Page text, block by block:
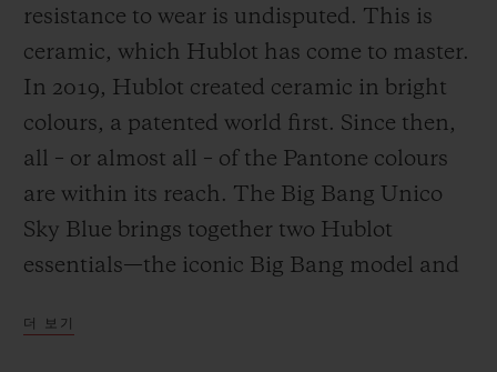
resistance to wear is undisputed. This is
ceramic, which Hublot has come to master.
In 2019, Hublot created ceramic in bright
colours, a patented world first. Since then,
all – or almost all – of the Pantone colours
are within its reach. The Big Bang Unico
Sky Blue brings together two Hublot
essentials—the iconic Big Bang model and
A watch and a material that have been
더 보기